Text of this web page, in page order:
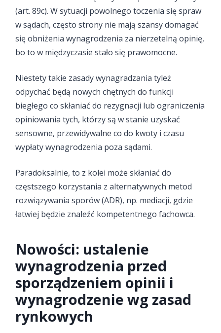
(art. 89c). W sytuacji powolnego toczenia się spraw
w sądach, często strony nie mają szansy domagać
się obniżenia wynagrodzenia za nierzetelną opinię,
bo to w międzyczasie stało się prawomocne.
Niestety takie zasady wynagradzania tyleż
odpychać będą nowych chętnych do funkcji
biegłego co skłaniać do rezygnacji lub ograniczenia
opiniowania tych, którzy są w stanie uzyskać
sensowne, przewidywalne co do kwoty i czasu
wypłaty wynagrodzenia poza sądami.
Paradoksalnie, to z kolei może skłaniać do
częstszego korzystania z alternatywnych metod
rozwiązywania sporów (ADR), np. mediacji, gdzie
łatwiej będzie znaleźć kompetentnego fachowca.
Nowości: ustalenie
wynagrodzenia przed
sporządzeniem opinii i
wynagrodzenie wg zasad
rynkowych